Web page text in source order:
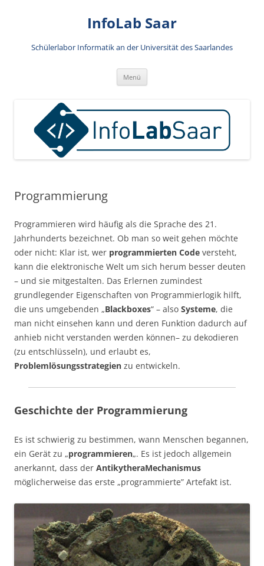
InfoLab Saar
Schülerlabor Informatik an der Universität des Saarlandes
Menü
Programmierung
Programmieren wird häufig als die Sprache des 21.
Jahrhunderts bezeichnet. Ob man so weit gehen möchte
oder nicht: Klar ist, wer programmierten Code versteht,
kann die elektronische Welt um sich herum besser deuten
– und sie mitgestalten. Das Erlernen zumindest
grundlegender Eigenschaften von Programmierlogik hilft,
die uns umgebenden „Blackboxes“ – also Systeme, die
man nicht einsehen kann und deren Funktion dadurch auf
anhieb nicht verstanden werden können– zu dekodieren
(zu entschlüsseln), und erlaubt es,
Problemlösungsstrategien zu entwickeln.
Geschichte der Programmierung
Es ist schwierig zu bestimmen, wann Menschen begannen,
ein Gerät zu „programmieren„. Es ist jedoch allgemein
anerkannt, dass der AntikytheraMechanismus
möglicherweise das erste „programmierte” Artefakt ist.